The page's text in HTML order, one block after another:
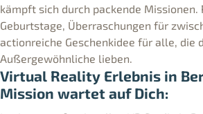
kämpft sich durch packende Missionen.
Geburtstage, Überraschungen für
actionreiche Geschenkidee für alle, die
Außergewöhnliche lieben.
Virtual Reality Erlebnis in
Mission wartet auf Dich: